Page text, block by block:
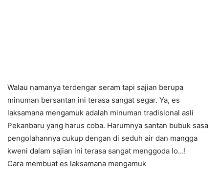
Walau namanya terdengar seram tapi sajian berupa
minuman bersantan ini terasa sangat segar. Ya, es
laksamana mengamuk adalah minuman tradisional asli
Pekanbaru yang harus coba. Harumnya santan bubuk sasa
pengolahannya cukup dengan di seduh air dan mangga
kweni dalam sajian ini terasa sangat menggoda lo…!
Cara membuat es laksamana mengamuk